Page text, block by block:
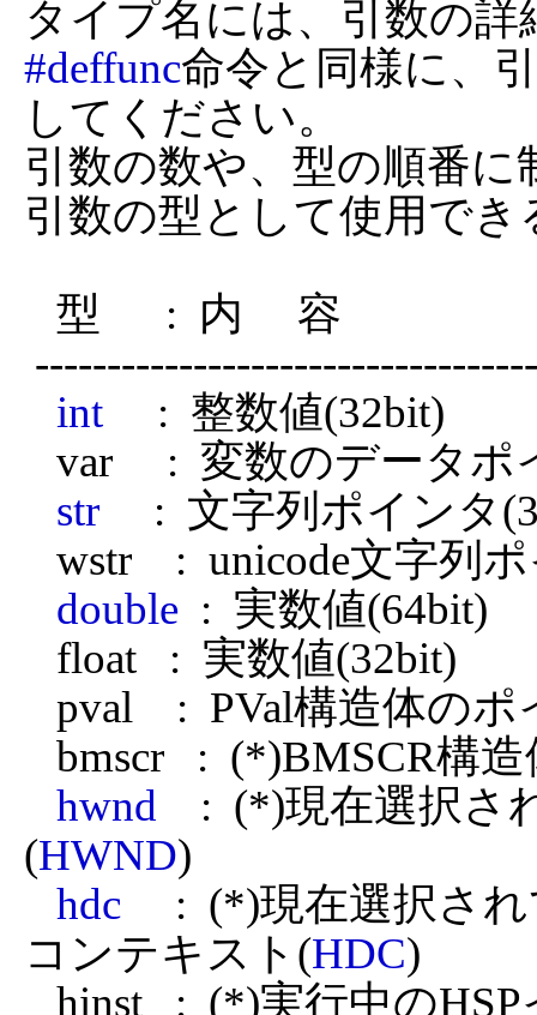
#deffunc命令と同様に、
してください。
引数の数や、型の順番
引数の型として使用で
int
     :  整数値(32bit)
str
:  文字列ポインタ
double
  :  実数値(64bit)
hwnd
:  (*)現在選
(HWND)
hdc
:  (*)現在選択
コンテキスト(HDC)